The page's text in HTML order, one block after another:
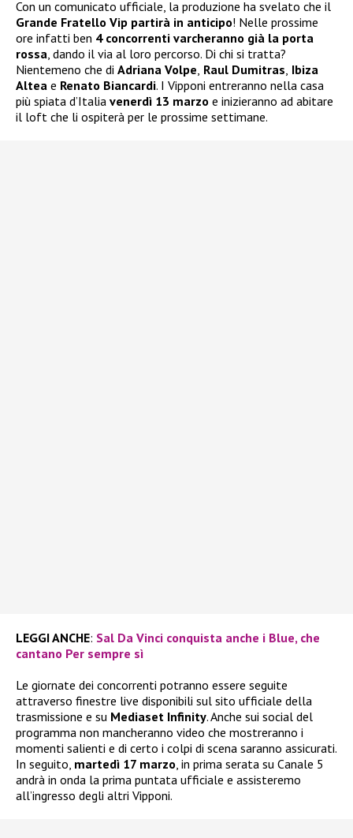
Con un comunicato ufficiale, la produzione ha svelato che il
Grande Fratello Vip partirà in anticipo! Nelle prossime
ore infatti ben 4 concorrenti varcheranno già la porta
rossa , dando il via al loro percorso. Di chi si tratta?
Nientemeno che di Adriana Volpe Raul Dumitras Ibiza
Altea e Renato Biancardi. I Vipponi entreranno nella casa
più spiata d’Italia venerdì 13 marzo e inizieranno ad abitare
il loft che li ospiterà per le prossime settimane.
LEGGI ANCHE: Sal Da Vinci conquista anche i Blue, che
cantano Per sempre sì
Le giornate dei concorrenti potranno essere seguite
attraverso finestre live disponibili sul sito ufficiale della
trasmissione e su Mediaset Infinity. Anche sui social del
programma non mancheranno video che mostreranno i
momenti salienti e di certo i colpi di scena saranno assicurati.
In seguito, martedì 17 marzo , in prima serata su Canale 5
andrà in onda la prima puntata ufficiale e assisteremo
all’ingresso degli altri Vipponi.